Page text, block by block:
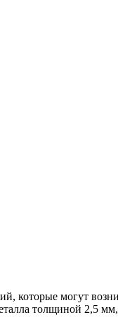
могут
толщиной 2,5